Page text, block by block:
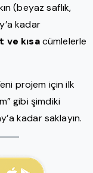
(beyaz saflık,
kadar
ve kısacümlelerle
projem için ilk
gibi şimdiki
kadar saklayın.